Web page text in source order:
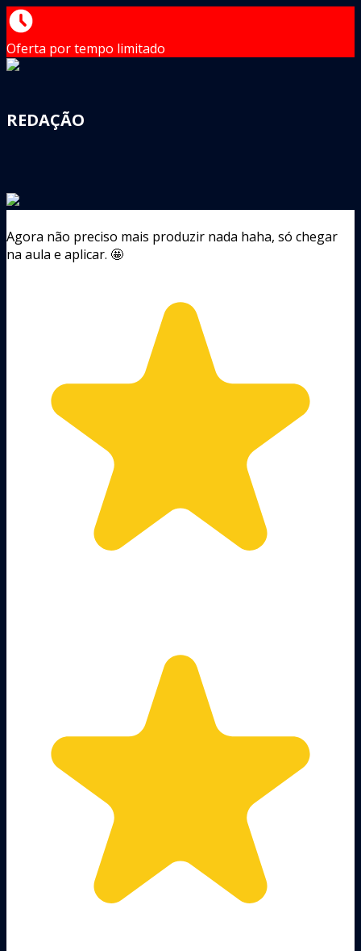
Oferta por tempo limitado
REDAÇÃO
Agora não preciso mais produzir nada haha, só chegar
na aula e aplicar. 🤩